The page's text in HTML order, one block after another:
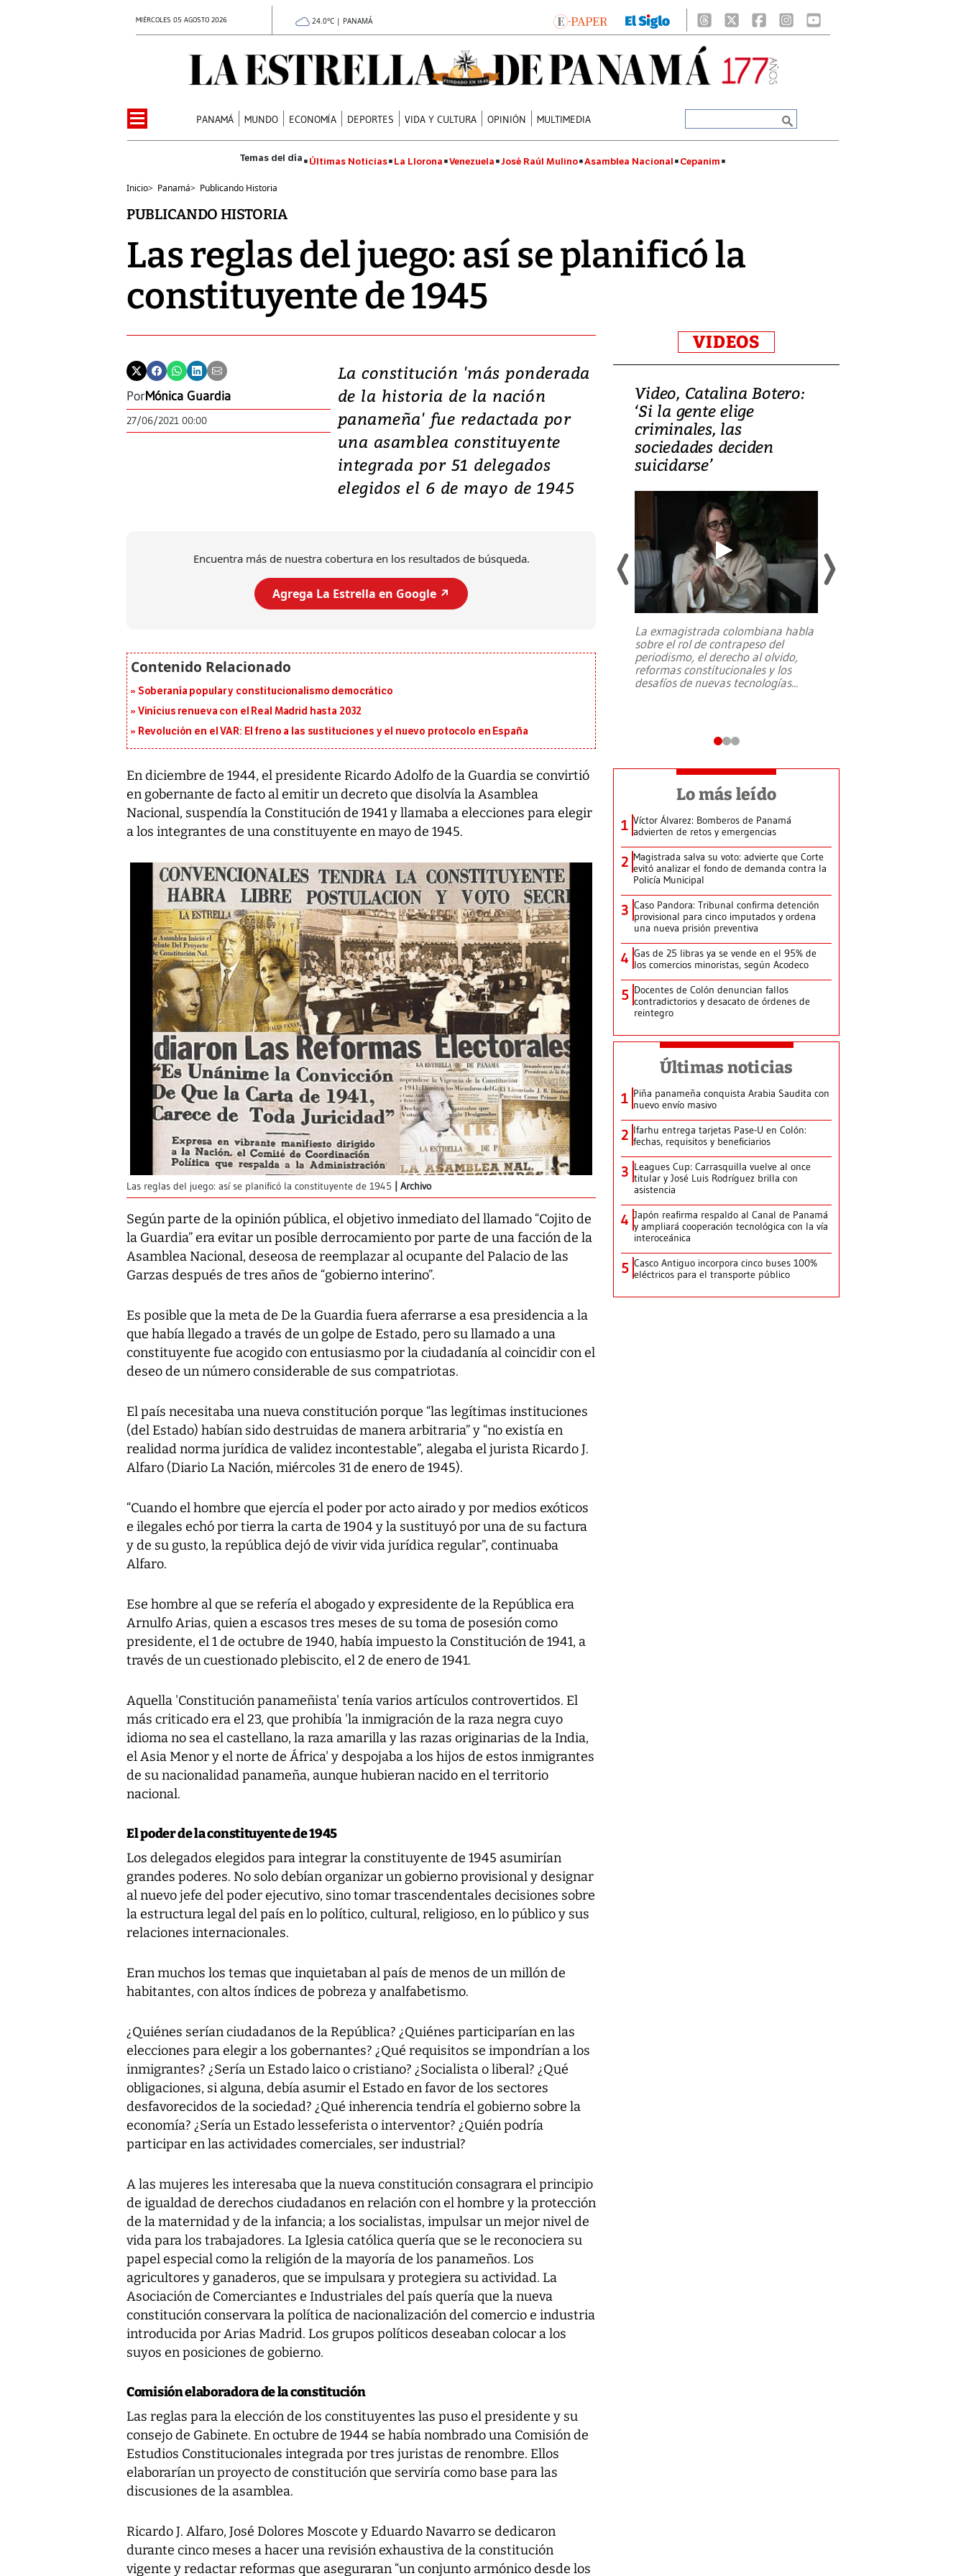
MIÉRCOLES 05 AGOSTO 2026 24.0°C | PANAMÁ
PANAMÁ MUNDO ECONOMÍA DEPORTES VIDA Y CULTURA OPINIÓN MULTIMEDIA
Últimas Noticias La Llorona Venezuela José Raúl Mulino Asamblea Nacional Cepanim
Inicio> Panamá> Publicando Historia
PUBLICANDO HISTORIA
Las reglas del juego: así se planificó la
constituyente de 1945
PorMónica Guardia
27/06/2021 00:00
La constitución 'más ponderada
de la historia de la nación
panameña' fue redactada por
una asamblea constituyente
integrada por 51 delegados
elegidos el 6 de mayo de 1945
Encuentra más de nuestra cobertura en los resultados de búsqueda.
Agrega La Estrella en Google ↗️
Soberanía popular y constitucionalismo democrático
Vinícius renueva con el Real Madrid hasta 2032
Revolución en el VAR: El freno a las sustituciones y el nuevo protocolo en España
En diciembre de 1944, el presidente Ricardo Adolfo de la Guardia se convirtió
en gobernante de facto al emitir un decreto que disolvía la Asamblea
Nacional, suspendía la Constitución de 1941 y llamaba a elecciones para elegir
a los integrantes de una constituyente en mayo de 1945.
Las reglas del juego: así se planificó la constituyente de 1945 Archivo
Según parte de la opinión pública, el objetivo inmediato del llamado “Cojito de
la Guardia” era evitar un posible derrocamiento por parte de una facción de la
Asamblea Nacional, deseosa de reemplazar al ocupante del Palacio de las
Garzas después de tres años de “gobierno interino”.
Es posible que la meta de De la Guardia fuera aferrarse a esa presidencia a la
que había llegado a través de un golpe de Estado, pero su llamado a una
constituyente fue acogido con entusiasmo por la ciudadanía al coincidir con el
deseo de un número considerable de sus compatriotas.
El país necesitaba una nueva constitución porque “las legítimas instituciones
(del Estado) habían sido destruidas de manera arbitraria” y “no existía en
realidad norma jurídica de validez incontestable”, alegaba el jurista Ricardo J.
Alfaro (Diario La Nación, miércoles 31 de enero de 1945).
“Cuando el hombre que ejercía el poder por acto airado y por medios exóticos
e ilegales echó por tierra la carta de 1904 y la sustituyó por una de su factura
y de su gusto, la república dejó de vivir vida jurídica regular”, continuaba
Alfaro.
Ese hombre al que se refería el abogado y expresidente de la República era
Arnulfo Arias, quien a escasos tres meses de su toma de posesión como
presidente, el 1 de octubre de 1940, había impuesto la Constitución de 1941, a
través de un cuestionado plebiscito, el 2 de enero de 1941.
Aquella 'Constitución panameñista' tenía varios artículos controvertidos. El
más criticado era el 23, que prohibía 'la inmigración de la raza negra cuyo
idioma no sea el castellano, la raza amarilla y las razas originarias de la India,
el Asia Menor y el norte de África' y despojaba a los hijos de estos inmigrantes
de su nacionalidad panameña, aunque hubieran nacido en el territorio
nacional.
El poder de la constituyente de 1945
Los delegados elegidos para integrar la constituyente de 1945 asumirían
grandes poderes. No solo debían organizar un gobierno provisional y designar
al nuevo jefe del poder ejecutivo, sino tomar trascendentales decisiones sobre
la estructura legal del país en lo político, cultural, religioso, en lo público y sus
relaciones internacionales.
Eran muchos los temas que inquietaban al país de menos de un millón de
habitantes, con altos índices de pobreza y analfabetismo.
¿Quiénes serían ciudadanos de la República? ¿Quiénes participarían en las
elecciones para elegir a los gobernantes? ¿Qué requisitos se impondrían a los
inmigrantes? ¿Sería un Estado laico o cristiano? ¿Socialista o liberal? ¿Qué
obligaciones, si alguna, debía asumir el Estado en favor de los sectores
desfavorecidos de la sociedad? ¿Qué inherencia tendría el gobierno sobre la
economía? ¿Sería un Estado lesseferista o interventor? ¿Quién podría
participar en las actividades comerciales, ser industrial?
A las mujeres les interesaba que la nueva constitución consagrara el principio
de igualdad de derechos ciudadanos en relación con el hombre y la protección
de la maternidad y de la infancia; a los socialistas, impulsar un mejor nivel de
vida para los trabajadores. La Iglesia católica quería que se le reconociera su
papel especial como la religión de la mayoría de los panameños. Los
agricultores y ganaderos, que se impulsara y protegiera su actividad. La
Asociación de Comerciantes e Industriales del país quería que la nueva
constitución conservara la política de nacionalización del comercio e industria
introducida por Arias Madrid. Los grupos políticos deseaban colocar a los
suyos en posiciones de gobierno.
Comisión elaboradora de la constitución
Las reglas para la elección de los constituyentes las puso el presidente y su
consejo de Gabinete. En octubre de 1944 se había nombrado una Comisión de
Estudios Constitucionales integrada por tres juristas de renombre. Ellos
elaborarían un proyecto de constitución que serviría como base para las
discusiones de la asamblea.
Ricardo J. Alfaro, José Dolores Moscote y Eduardo Navarro se dedicaron
durante cinco meses a hacer una revisión exhaustiva de la constitución
vigente y redactar reformas que aseguraran “un conjunto armónico desde los
VIDEOS
Video, Japón: Terremoto
deja heridos y graves
daños en Kumamoto
Un fuerte terremoto de magnitud
7,1 se registró este martes 28 de
Video, Catalina Botero:
‘Si la gente elige
criminales, las
sociedades deciden
suicidarse’
La exmagistrada colombiana habla
sobre el rol de contrapeso del
periodismo, el derecho al olvido,
reformas constitucionales y los
desafíos de nuevas tecnologías...
Lo más leído
1 Víctor Álvarez: Bomberos de Panamá
advierten de retos y emergencias
2 Magistrada salva su voto: advierte que Corte
evitó analizar el fondo de demanda contra la
Policía Municipal
3 Caso Pandora: Tribunal confirma detención
provisional para cinco imputados y ordena
una nueva prisión preventiva
4 Gas de 25 libras ya se vende en el 95% de
los comercios minoristas, según Acodeco
5 Docentes de Colón denuncian fallos
contradictorios y desacato de órdenes de
reintegro
Últimas noticias
1 Piña panameña conquista Arabia Saudita con
nuevo envío masivo
2 Ifarhu entrega tarjetas Pase-U en Colón:
fechas, requisitos y beneficiarios
3 Leagues Cup: Carrasquilla vuelve al once
titular y José Luis Rodríguez brilla con
asistencia
4 Japón reafirma respaldo al Canal de Panamá
y ampliará cooperación tecnológica con la vía
interoceánica
5 Casco Antiguo incorpora cinco buses 100%
eléctricos para el transporte público